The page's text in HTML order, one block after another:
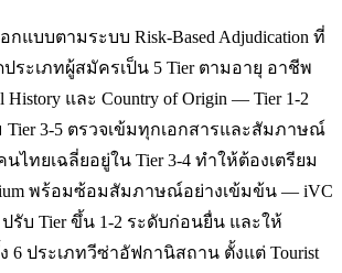
แบบตามระบบ Risk-Based Adjudication ที่
ประเภทผู้สมัครเป็น 5 Tier ตามอายุ อาชีพ
History และ Country of Origin — Tier 1-2
Tier 3-5 ตรวจเข้มทุกเอกสารและสัมภาษณ์
ไทยเฉลี่ยอยู่ใน Tier 3-4 ทำให้ต้องเตรียม
พร้อมซ้อมสัมภาษณ์อย่างเข้มข้น — iVC
ปรับ Tier ขึ้น 1-2 ระดับก่อนยื่น และให้
6 ประเภทวีซ่าอัฟกานิสถาน ตั้งแต่ Tourist